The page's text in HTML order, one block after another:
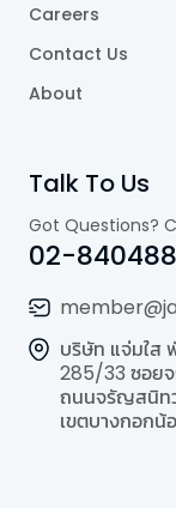
Careers
Contact Us
About
Talk To Us
Got Questions?
02-
บริษัท แจ่มใส
285/33 ซอย
ถนนจรัญสนิท
เขตบางกอกน้